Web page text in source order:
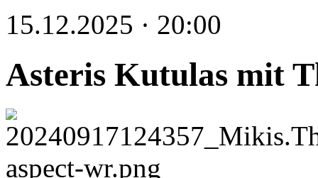
15.12.2025 · 20:00
Asteris Kutulas mit